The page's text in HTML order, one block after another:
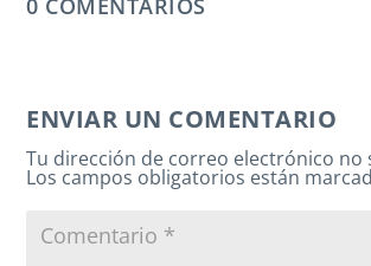
0 COMENTARIOS
ENVIAR UN COMENTARIO
Tu dirección de correo electrónico no
Los campos obligatorios están